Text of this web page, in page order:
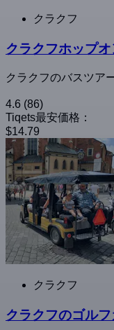
クラクフ
クラクフホップ
クラクフのバスツア
4.6 (86)
Tiqets最安価格：
$14.79
クラクフ
クラクフのゴル